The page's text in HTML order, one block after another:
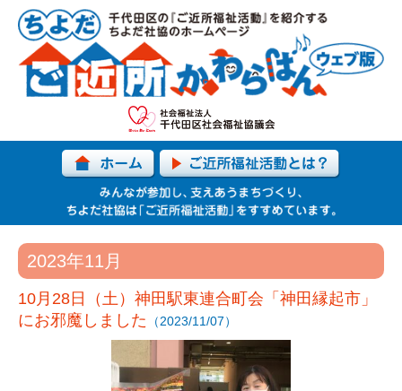
2023年11月
10月28日（土）神田駅東連合町会「神田縁起市」
にお邪魔しました
（2023/11/07）